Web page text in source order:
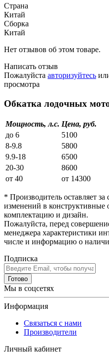
Страна
Китай
Сборка
Китай
Нет отзывов об этом товаре.
Написать отзыв
Пожалуйста авторизуйтесь
просмотра
Обкатка лодочных
Мощность, л.с. Цена, руб.
до 6
5100
8-9.8
5800
9.9-18
6500
20-30
8600
от 40
от 14300
* Производитель оставляет
изменений в конструктивные
комплектацию и дизайн.
Пожалуйста, перед
менеджера характеристики
числе и информацию о
Подписка
Готово
Мы в соцсетях
Информация
Связаться с нами
Производители
Личный кабинет